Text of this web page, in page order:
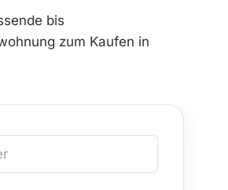
bis
zum Kaufen in